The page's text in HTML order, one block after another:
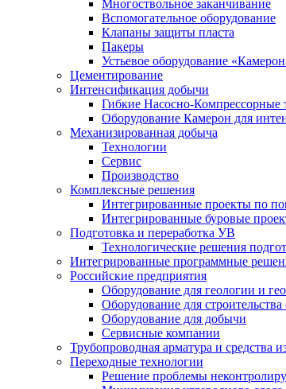
Многоствольное заканчивание
Вспомогательное оборудование
Клапаны защиты пласта
Пакеры
Устьевое оборудование
Цементирование
Интенсификация добычи
Гибкие Насосно-
Оборудование Камерон для
Механизированная добыча
Технологии
Сервис
Производство
Комплексные решения
Интегрированные проекты по
Интегрированные буровые
Подготовка и переработка УВ
Технологические решения
Интегрированные программные
Российские предприятия
Оборудование для геологии и
Оборудование для
Оборудование для добычи
Сервисные компании
Трубопроводная арматура и средства
Переходные технологии
Решение проблемы